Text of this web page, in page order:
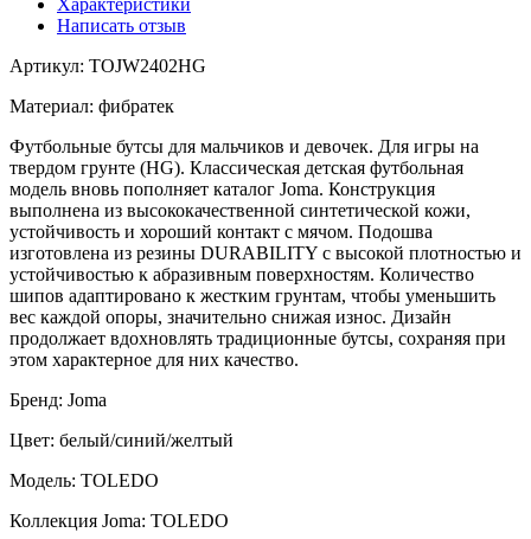
Характеристики
Написать отзыв
Артикул: TOJW2402HG
Материал: фибратек
Футбольные бутсы для мальчиков и девочек. Для игры на
твердом грунте (HG). Классическая детская футбольная
модель вновь пополняет каталог Joma. Конструкция
выполнена из высококачественной синтетической кожи,
устойчивость и хороший контакт с мячом. Подошва
изготовлена из резины DURABILITY с высокой плотностью и
устойчивостью к абразивным поверхностям. Количество
шипов адаптировано к жестким грунтам, чтобы уменьшить
вес каждой опоры, значительно снижая износ. Дизайн
продолжает вдохновлять традиционные бутсы, сохраняя при
этом характерное для них качество.
Бренд: Joma
Цвет: белый/синий/желтый
Модель: TOLEDO
Коллекция Joma: TOLEDO